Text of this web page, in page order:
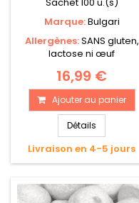
Marque:Bulgari
Allergènes:SANS gluten,
lactose ni œuf
16,99 €
Ajouter au panier
Détails
Livraison en 4-5 jours